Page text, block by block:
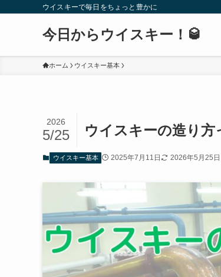
ウイスキーで毎日をちょっと豊かに
今日からウイスキー！🥃
ホーム ウイスキー基本
ウイスキーの造り方
2026
5/25
ウイスキー基本 2025年7月11日 2026年5月25日